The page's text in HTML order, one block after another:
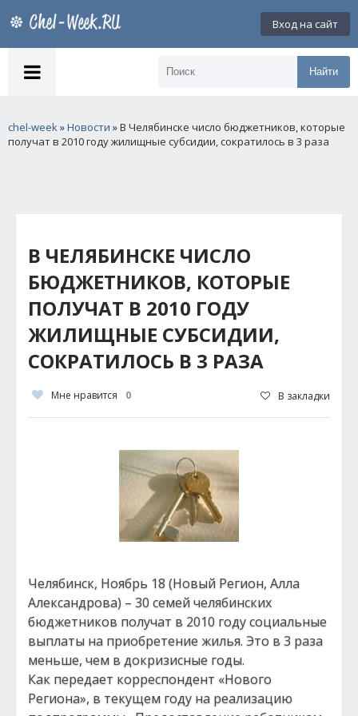
Вход на сайт
Найти
chel-week»Новости » В Челябинске число бюджетников, которые
получат в 2010 году жилищные субсидии, сократилось в 3 раза
В ЧЕЛЯБИНСКЕ ЧИСЛО
БЮДЖЕТНИКОВ, КОТОРЫЕ
ПОЛУЧАТ В 2010 ГОДУ
ЖИЛИЩНЫЕ СУБСИДИИ,
СОКРАТИЛОСЬ В 3 РАЗА
Мне нравится 0 В закладки
Челябинск, Ноябрь 18 (Новый Регион, Алла
Александрова) – 30 семей челябинских
бюджетников получат в 2010 году социальные
выплаты на приобретение жилья. Это в 3 раза
меньше, чем в докризисные годы.
Как передает корреспондент «Нового
Региона», в текущем году на реализацию